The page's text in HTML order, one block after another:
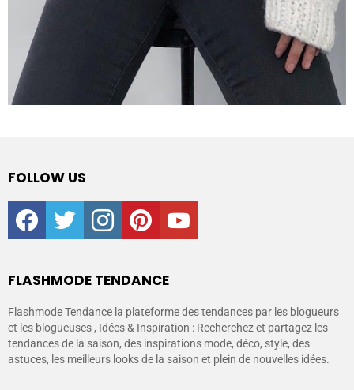
FOLLOW US
facebooktwitter instagrampinterestyoutube
FLASHMODE TENDANCE
Flashmode Tendance la plateforme des tendances par les blogueurs
et les blogueuses , Idées & Inspiration : Recherchez et partagez les
tendances de la saison, des inspirations mode, déco, style, des
astuces, les meilleurs looks de la saison et plein de nouvelles idées.